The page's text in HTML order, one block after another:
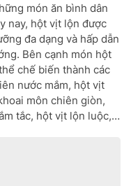
món ăn bình dân
nay, hột vịt lộn được
đa dạng và hấp dẫn
Bên cạnh món hột
chế biến thành các
nước mắm, hột vịt
môn chiên giòn,
tắc, hột vịt lộn luộc,…